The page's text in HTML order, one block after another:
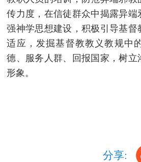
传力度，在信徒群众中揭露异端
强神学思想建设，积极引导基督
适应，发掘基督教教义教规中
德、服务人群、回报国家，树立
形象。
分享: